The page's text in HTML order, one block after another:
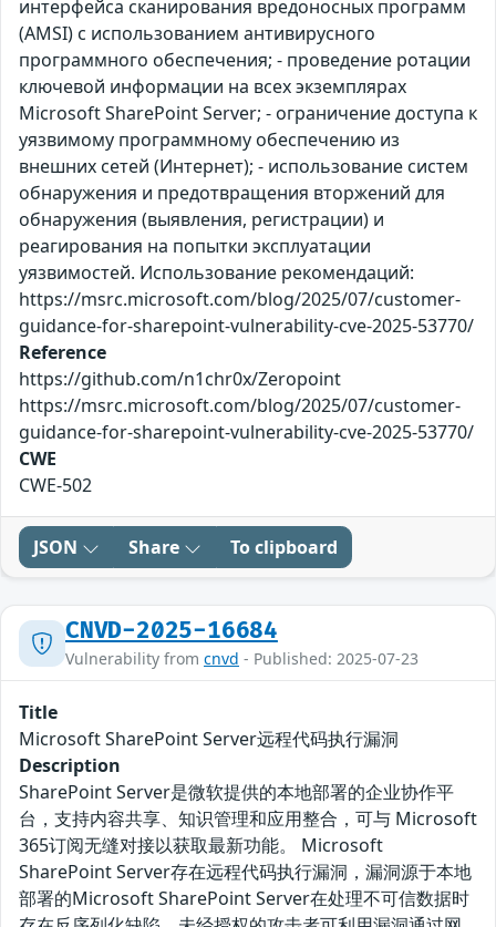
интерфейса сканирования вредоносных программ
(AMSI) c использованием антивирусного
программного обеспечения; - проведение ротации
ключевой информации на всех экземплярах
Microsoft SharePoint Server; - ограничение доступа к
уязвимому программному обеспечению из
внешних сетей (Интернет); - использование систем
обнаружения и предотвращения вторжений для
обнаружения (выявления, регистрации) и
реагирования на попытки эксплуатации
уязвимостей. Использование рекомендаций:
https://msrc.microsoft.com/blog/2025/07/customer-
guidance-for-sharepoint-vulnerability-cve-2025-53770/
Reference
https://github.com/n1chr0x/Zeropoint
https://msrc.microsoft.com/blog/2025/07/customer-
guidance-for-sharepoint-vulnerability-cve-2025-53770/
CWE
CWE-502
JSON Share To clipboard
CNVD-2025-16684
Vulnerability from cnvd - Published: 2025-07-23
Title
Microsoft SharePoint Server远程代码执行漏洞
Description
SharePoint Server是微软提供的本地部署的企业协作平
台，支持内容共享、知识管理和应用整合，可与 Microsoft
365订阅无缝对接以获取最新功能。 Microsoft
SharePoint Server存在远程代码执行漏洞，漏洞源于本地
部署的Microsoft SharePoint Server在处理不可信数据时